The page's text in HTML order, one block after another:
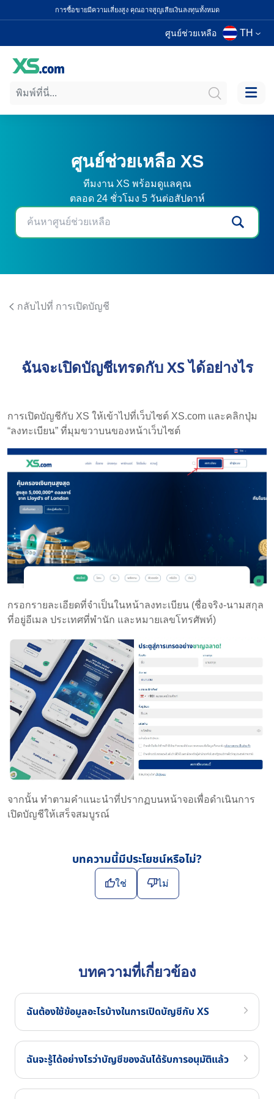
การซื้อขายมีความเสี่ยงสูง คุณอาจสูญเสียเงินลงทุนทั้งหมด
ศูนย์ช่วยเหลือ TH
ศูนย์ช่วยเหลือ XS
ทีมงาน XS พร้อมดูแลคุณ
ตลอด 24 ชั่วโมง 5 วันต่อสัปดาห์
กลับไปที่ การเปิดบัญชี
ฉันจะเปิดบัญชีเทรดกับ XS ได้อย่างไร
การเปิดบัญชีกับ XS ให้เข้าไปที่เว็บไซต์ XS.com และคลิกปุ่ม
“ลงทะเบียน” ที่มุมขวาบนของหน้าเว็บไซต์
กรอกรายละเอียดที่จำเป็นในหน้าลงทะเบียน (ชื่อจริง-นามสกุล
ที่อยู่อีเมล ประเทศที่พำนัก และหมายเลขโทรศัพท์)
จากนั้น ทำตามคำแนะนำที่ปรากฏบนหน้าจอเพื่อดำเนินการ
เปิดบัญชีให้เสร็จสมบูรณ์
บทความนี้มีประโยชน์หรือไม่?
ใช่ ไม่
บทความที่เกี่ยวข้อง
ฉันต้องใช้ข้อมูลอะไรบ้างในการเปิดบัญชีกับ XS
ฉันจะรู้ได้อย่างไรว่าบัญชีของฉันได้รับการอนุมัติแล้ว